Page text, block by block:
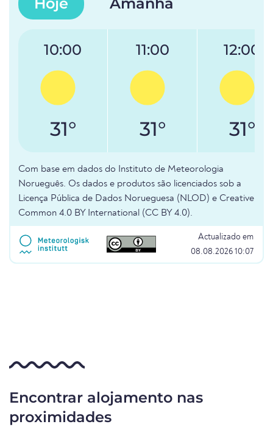
10:00
31°
11:00
31°
12:00
31°
Com base em dados do Instituto de Meteorologia
Norueguês. Os dados e produtos são licenciados sob a
Licença Pública de Dados Norueguesa (NLOD) e Creative
Common 4.0 BY International (CC BY 4.0).
Actualizado em
08.08.2026 10:07
Encontrar alojamento nas
proximidades